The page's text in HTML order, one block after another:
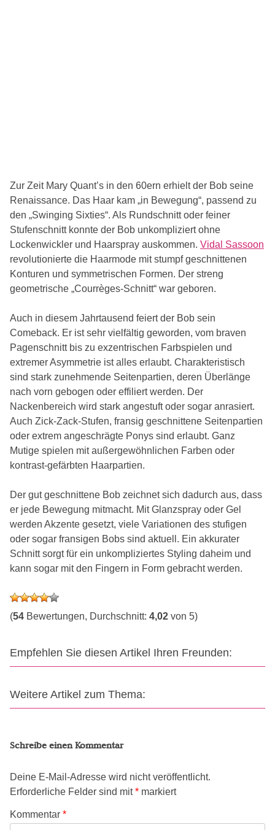
Zur Zeit Mary Quant’s in den 60ern erhielt der Bob seine
Renaissance. Das Haar kam „in Bewegung“, passend zu
den „Swinging Sixties“. Als Rundschnitt oder feiner
Stufenschnitt konnte der Bob unkompliziert ohne
Lockenwickler und Haarspray auskommen. Vidal Sassoon
revolutionierte die Haarmode mit stumpf geschnittenen
Konturen und symmetrischen Formen. Der streng
geometrische „Courrèges-Schnitt“ war geboren.
Auch in diesem Jahrtausend feiert der Bob sein
Comeback. Er ist sehr vielfältig geworden, vom braven
Pagenschnitt bis zu exzentrischen Farbspielen und
extremer Asymmetrie ist alles erlaubt. Charakteristisch
sind stark zunehmende Seitenpartien, deren Überlänge
nach vorn gebogen oder effiliert werden. Der
Nackenbereich wird stark angestuft oder sogar anrasiert.
Auch Zick-Zack-Stufen, fransig geschnittene Seitenpartien
oder extrem angeschrägte Ponys sind erlaubt. Ganz
Mutige spielen mit außergewöhnlichen Farben oder
kontrast-gefärbten Haarpartien.
Der gut geschnittene Bob zeichnet sich dadurch aus, dass
er jede Bewegung mitmacht. Mit Glanzspray oder Gel
werden Akzente gesetzt, viele Variationen des stufigen
oder sogar fransigen Bobs sind aktuell. Ein akkurater
Schnitt sorgt für ein unkompliziertes Styling daheim und
kann sogar mit den Fingern in Form gebracht werden.
(54 Bewertungen, Durchschnitt: 4,02 von 5)
Empfehlen Sie diesen Artikel Ihren Freunden:
Weitere Artikel zum Thema:
Schreibe einen Kommentar
Deine E-Mail-Adresse wird nicht veröffentlicht.
Erforderliche Felder sind mit* markiert
Kommentar *